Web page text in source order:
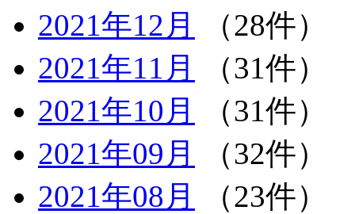
2021年12月
（28件）
2021年11月
（31件）
2021年10月
（31件）
2021年09月
（32件）
2021年08月
（23件）